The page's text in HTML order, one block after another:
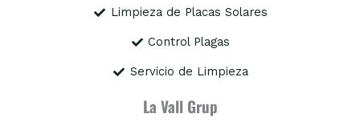
Limpieza de Placas Solares
Control Plagas
Servicio de Limpieza
La Vall Grup